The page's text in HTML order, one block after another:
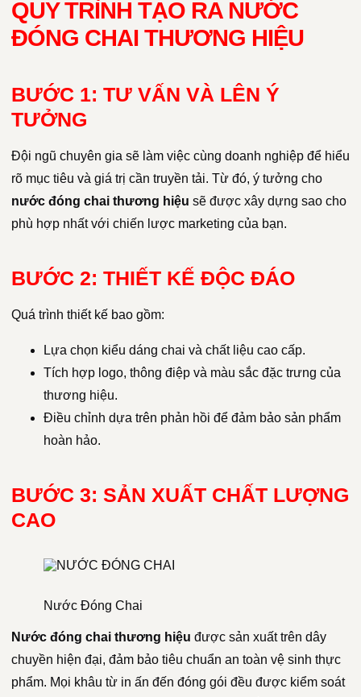
QUY TRÌNH TẠO RA NƯỚC
ĐÓNG CHAI THƯƠNG HIỆU
BƯỚC 1: TƯ VẤN VÀ LÊN Ý
TƯỞNG
Đội ngũ chuyên gia sẽ làm việc cùng doanh nghiệp để hiểu
rõ mục tiêu và giá trị cần truyền tải. Từ đó, ý tưởng cho
nước đóng chai thương hiệu sẽ được xây dựng sao cho
phù hợp nhất với chiến lược marketing của bạn.
BƯỚC 2: THIẾT KẾ ĐỘC ĐÁO
Quá trình thiết kế bao gồm:
Lựa chọn kiểu dáng chai và chất liệu cao cấp.
Tích hợp logo, thông điệp và màu sắc đặc trưng của
thương hiệu.
Điều chỉnh dựa trên phản hồi để đảm bảo sản phẩm
hoàn hảo.
BƯỚC 3: SẢN XUẤT CHẤT LƯỢNG
CAO
Nước Đóng Chai
Nước đóng chai thương hiệu được sản xuất trên dây
chuyền hiện đại, đảm bảo tiêu chuẩn an toàn vệ sinh thực
phẩm. Mọi khâu từ in ấn đến đóng gói đều được kiểm soát